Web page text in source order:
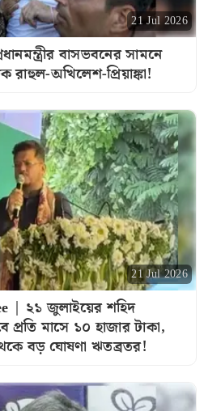
21 Jul 2026
বাসভবনের সামনে
অখিলেশ-প্রিয়াঙ্কা!
21 Jul 2026
| ২১ জুলাইয়ের শহিদ
প্রতি মাসে ১০ হাজার টাকা,
বড় ঘোষণা ঋতব্রতর!